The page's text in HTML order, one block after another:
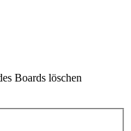
Boards löschen